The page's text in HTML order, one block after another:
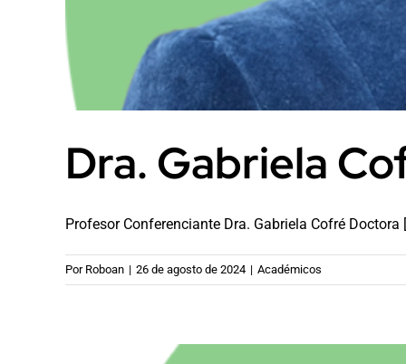
Dra. Gabriela
Profesor Conferenciante Dra. Gabriela Cofré Doctora
Por Roboan | 26 de agosto de 2024 | Académicos